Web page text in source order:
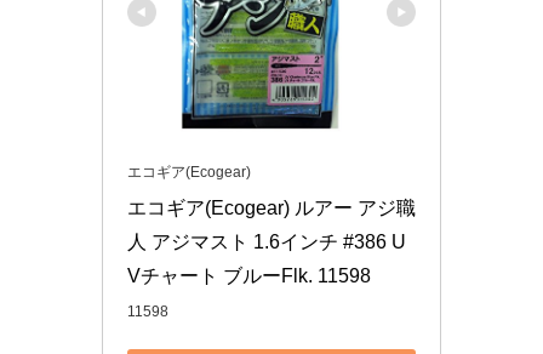
エコギア(Ecogear)
エコギア(Ecogear) ルアー アジ職
人 アジマスト 1.6インチ #386 U
Vチャート ブルーFlk. 11598
11598